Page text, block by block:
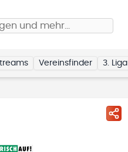
und mehr…
Vereinsfinder 3. Liga